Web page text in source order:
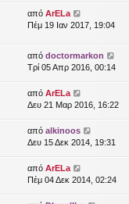
από ArELa
Πέμ 19 Ιαν 2017, 19:04
από doctormarkon
Τρί 05 Απρ 2016, 00:14
από ArELa
Δευ 21 Μαρ 2016, 16:22
από alkinoos
Δευ 15 Δεκ 2014, 19:31
από ArELa
Πέμ 04 Δεκ 2014, 02:24